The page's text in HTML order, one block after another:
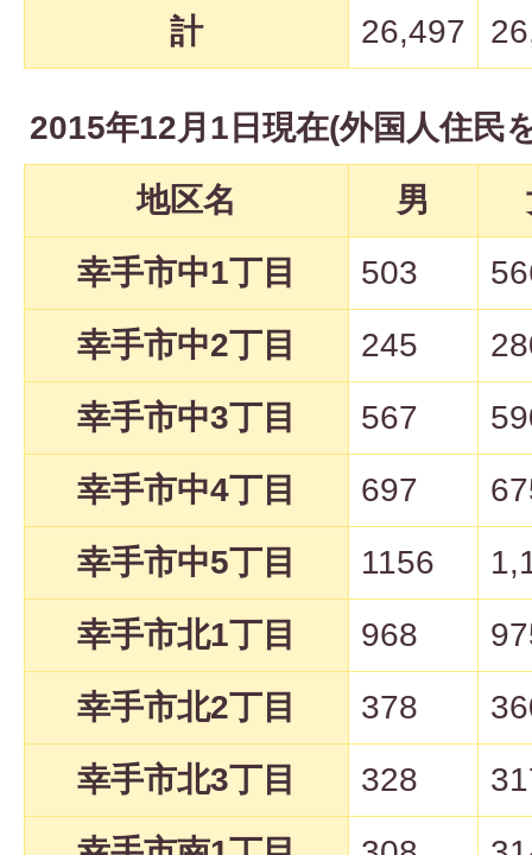
計
26,497
2015年12月1日現在(外国人住民
地区名
男
幸手市中1丁目
503
幸手市中2丁目
245
幸手市中3丁目
567
幸手市中4丁目
697
幸手市中5丁目
1156
幸手市北1丁目
968
幸手市北2丁目
378
幸手市北3丁目
328